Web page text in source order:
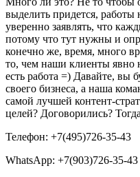
выделить придется,
уверенно заявлять, что
потому что тут нужны и
конечно же, время, много
то, чем наши клиенты явно
есть работа =) Давайте, вы
своего бизнеса, а наша
самой лучшей контент-
целей? Договорились?
Телефон: +7(495)726-35-43
WhatsApp: +7(903)726-35-43